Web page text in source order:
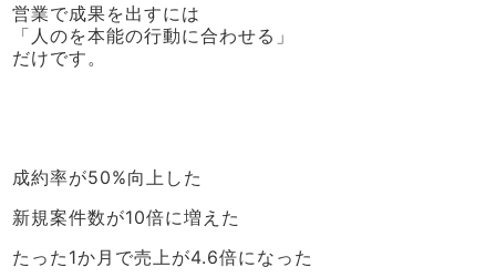
営業で成果を出すには
「人のを本能の行動に合わせる」
だけです。
成約率が50%向上した
新規案件数が10倍に増えた
たった1か月で売上が4.6倍になった